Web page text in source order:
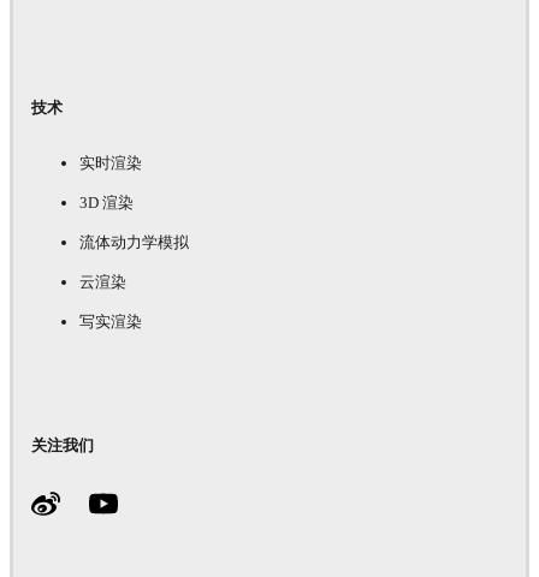
技术
实时渲染
3D 渲染
流体动力学模拟
云渲染
写实渲染
关注我们